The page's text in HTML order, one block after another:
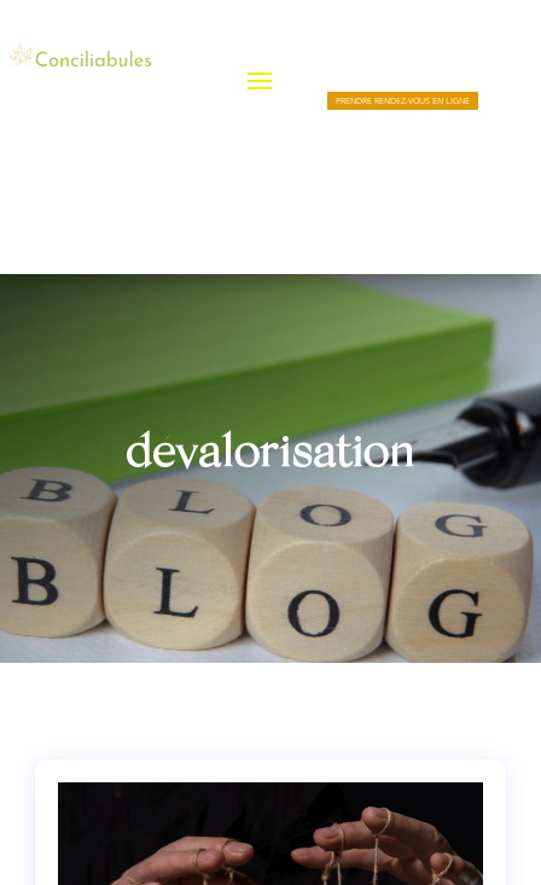
PRENDRE RENDEZ-VOUS EN LIGNE
dévalorisation